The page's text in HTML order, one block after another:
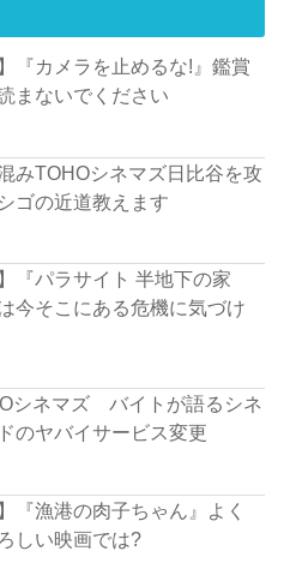
『カメラを止めるな!』鑑賞
まないでください
みTOHOシネマズ日比谷を攻
ゴの近道教えます
『パラサイト 半地下の家
今そこにある危機に気づけ
シネマズ バイトが語るシネ
のヤバイサービス変更
『漁港の肉子ちゃん』よく
しい映画では?